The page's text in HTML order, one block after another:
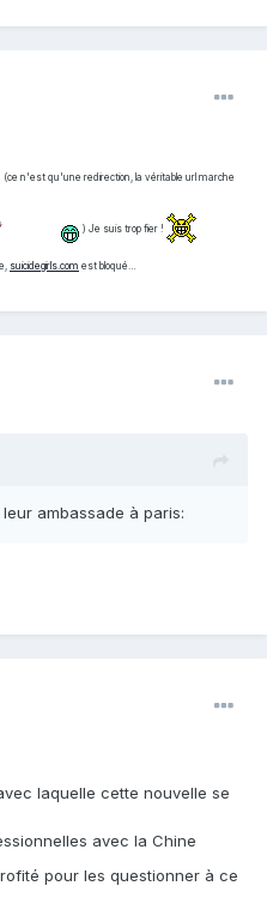
(ce n'est qu'une redirection, la véritable url marche
) Je suis trop fier !
suicidegirls.com est bloqué…
ambassade à paris:
laquelle cette nouvelle se
avec la Chine
pour les questionner à ce